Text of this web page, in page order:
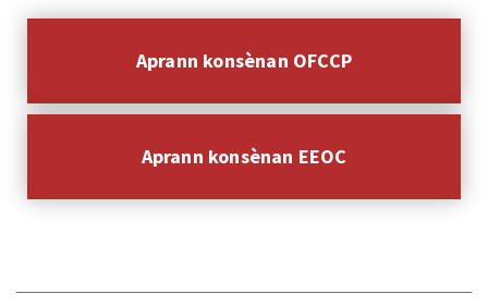
Aprann konsènan OFCCP
Aprann konsènan EEOC